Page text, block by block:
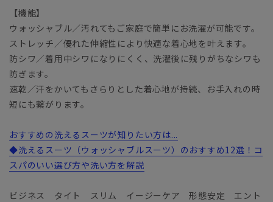
【機能】
ウォッシャブル／汚れてもご家庭で簡単にお洗濯が可能です。
ストレッチ／優れた伸縮性により快適な着心地を叶えます。
防シワ／着用中シワになりにくく、洗濯後に残りがちなシワも
防ぎます。
速乾／汗をかいてもさらりとした着心地が持続、お手入れの時
短にも繋がります。
おすすめの洗えるスーツが知りたい方は...
◆洗えるスーツ（ウォッシャブルスーツ）のおすすめ12選！コ
スパのいい選び方や洗い方を解説
ビジネス タイト スリム イージーケア 形態安定 エント